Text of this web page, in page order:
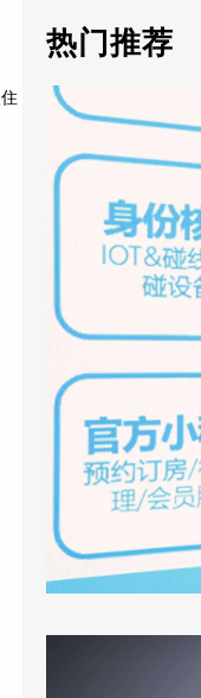
c
h
热门推荐
2026年3
关于酒店
泛关注。